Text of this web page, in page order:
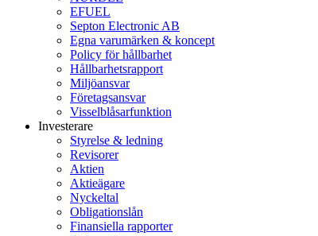
EFUEL
Septon Electronic AB
Egna varumärken & koncept
Policy för hållbarhet
Hållbarhetsrapport
Miljöansvar
Företagsansvar
Visselblåsarfunktion
Investerare
Styrelse & ledning
Revisorer
Aktien
Aktieägare
Nyckeltal
Obligationslån
Finansiella rapporter